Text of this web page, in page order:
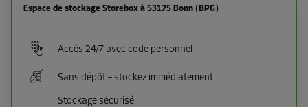
Espace de stockage Storebox à 53175 Bonn (BPG)
Accès 24/7 avec code personnel
Sans dépôt – stockez immédiatement
Stockage sécurisé